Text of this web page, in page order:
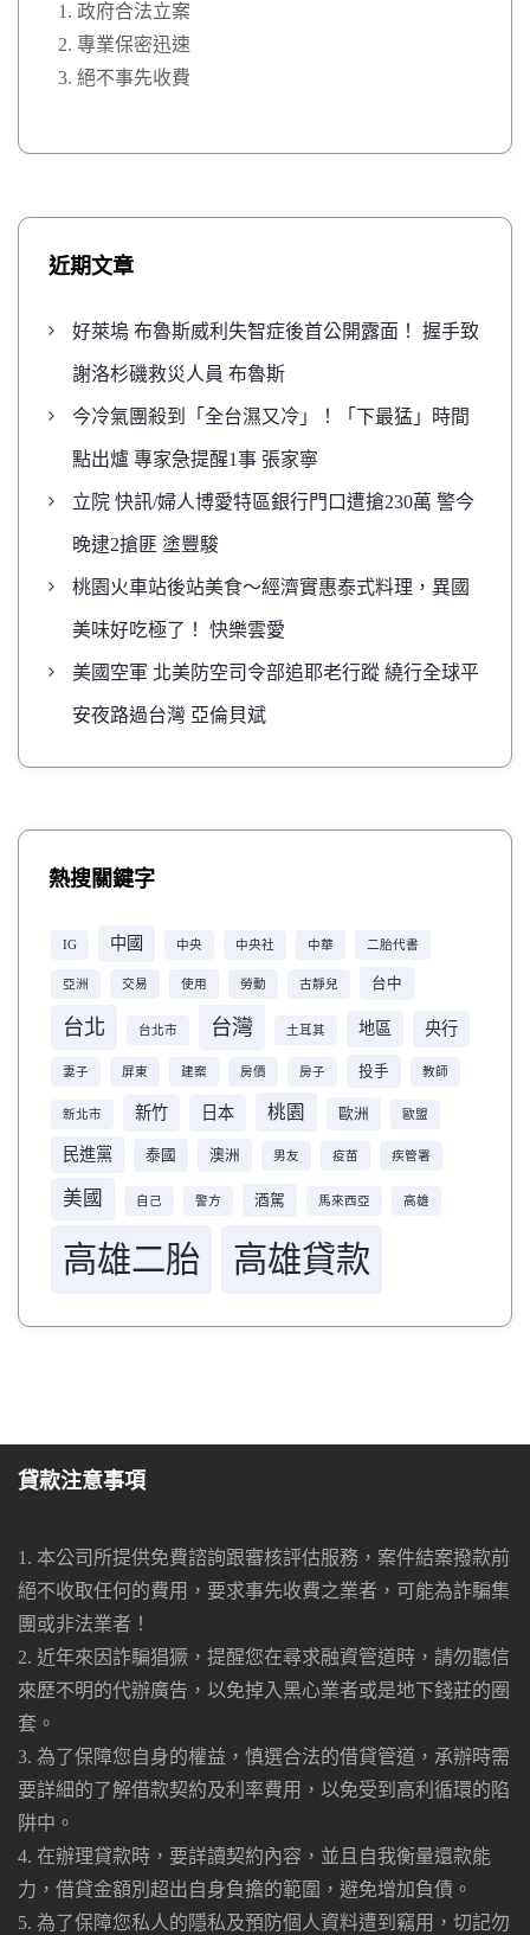
政府合法立案
專業保密迅速
絕不事先收費
近期文章
好萊塢 布魯斯威利失智症後首公開露面！ 握手致
謝洛杉磯救災人員 布魯斯
今冷氣團殺到「全台濕又冷」！「下最猛」時間
點出爐 專家急提醒1事 張家寧
立院 快訊/婦人博愛特區銀行門口遭搶230萬 警今
晚逮2搶匪 塗豐駿
桃園火車站後站美食～經濟實惠泰式料理，異國
美味好吃極了！ 快樂雲愛
美國空軍 北美防空司令部追耶老行蹤 繞行全球平
安夜路過台灣 亞倫貝斌
熱搜關鍵字
IG 中國 中央 中央社 中華 二胎代書
亞洲 交易 使用 勞動 古靜兒 台中
台北 台北市 台灣 土耳其 地區 央行
妻子 屏東 建案 房價 房子 投手 教師
新北市 新竹 日本 桃園 歐洲 歐盟
民進黨 泰國 澳洲 男友 疫苗 疾管署
美國 自己 警方 酒駕 馬來西亞 高雄
高雄二胎 高雄貸款
貸款注意事項
1. 本公司所提供免費諮詢跟審核評估服務，案件結案撥款前
絕不收取任何的費用，要求事先收費之業者，可能為詐騙集
團或非法業者！
2. 近年來因詐騙猖獗，提醒您在尋求融資管道時，請勿聽信
來歷不明的代辦廣告，以免掉入黑心業者或是地下錢莊的圈
套。
3. 為了保障您自身的權益，慎選合法的借貸管道，承辦時需
要詳細的了解借款契約及利率費用，以免受到高利循環的陷
阱中。
4. 在辦理貸款時，要詳讀契約內容，並且自我衡量還款能
力，借貸金額別超出自身負擔的範圍，避免增加負債。
5. 為了保障您私人的隱私及預防個人資料遭到竊用，切記勿